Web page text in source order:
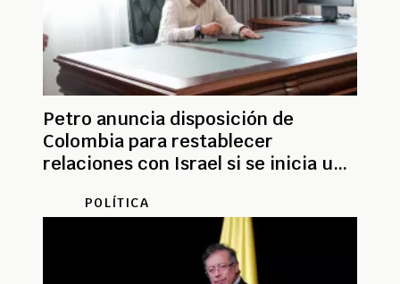
Petro anuncia disposición de
Colombia para restablecer
relaciones con Israel si se inicia un
POLÍTICA